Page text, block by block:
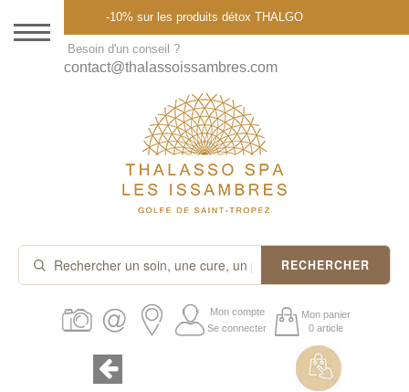
DESTINATION
THALASSO SPA
CURES ET FORFAITS
SOINS À LA CARTE
ABONNEMENTS
PROMOS
-10% sur les produits détox THALGO
Besoin d'un conseil ?
contact@thalassoissambres.com
RECHERCHER
Mon compte
Se connecter
Mon panier
0 article